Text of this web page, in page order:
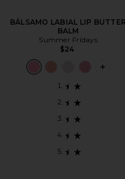
BÁLSAMO LABIAL LIP BUTTER
BALM
Summer Fridays
$24